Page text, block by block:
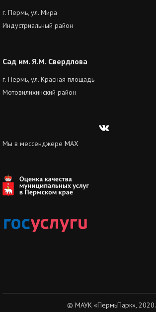
г. Пермь, ул. Мира
Индустриальный район
Сад им. Я.М. Свердлова
г. Пермь, ул. Красная площадь
Мотовилихинский район
Вконтакте
Мы в мессенджере MAX
© МАУК «ПермьПарк», 2020.